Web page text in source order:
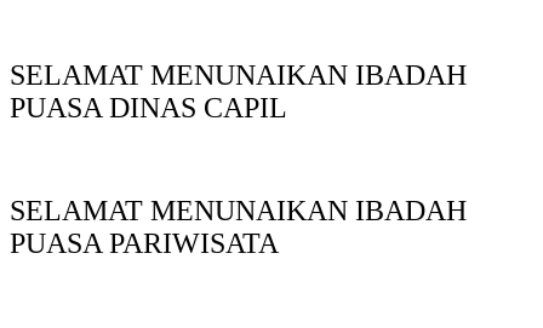
SELAMAT MENUNAIKAN IBADAH
PUASA DINAS CAPIL
SELAMAT MENUNAIKAN IBADAH
PUASA PARIWISATA